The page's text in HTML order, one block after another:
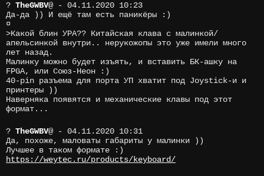
? TheGWBV@ - 04.11.2020 10:23
Да-да )) И ещё там есть паникёры :)
¤
>Какой блин УРА?? Китайская клава с малинкой/
апельсинкой внутри.. нерукожопы это уже имели много
лет назад.
Малинку можно будет изъять, и вставить БК-ашку на
FPGA, или Союз-Неон :)
40-pin разъема для порта УП хватит под Joystick-и и
принтеры ))
Наверняка появятся и механические клавы под этот
формат...
? TheGWBV@ - 04.11.2020 10:31
Да, похоже, маловаты габариты у малинки ))
Лучшее в таком формате :)
https://weytec.ru/products/keyboard/